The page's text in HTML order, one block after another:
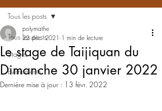
Tous les posts
Stages
Evénements
Tous les posts
Le stage de Taijiquan du
Dimanche 30 janvier 2022
polymathe
22 déc. 2021 1 min de lecture
Dernière mise à jour : 13 févr. 2022